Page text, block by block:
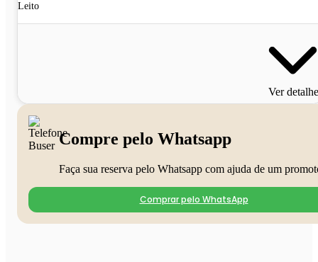
Leito
Ver
Compre pelo Whatsapp
Faça sua reserva pelo Whatsapp com ajuda de um
Comprar pelo WhatsApp